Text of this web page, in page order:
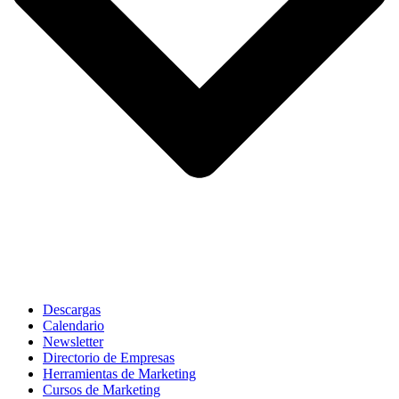
Descargas
Calendario
Newsletter
Directorio de Empresas
Herramientas de Marketing
Cursos de Marketing